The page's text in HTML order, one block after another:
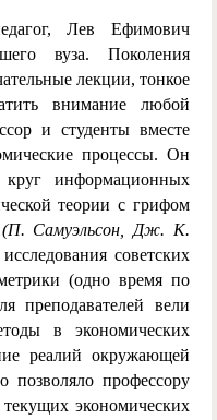
Лев Ефимович
вуза. Поколения
лекции, тонкое
внимание любой
и студенты вместе
процессы. Он
информационных
теории с грифом
(П. Самуэльсон, Дж. К.
советских
(одно время по
преподавателей вели
в экономических
реалий окружающей
позволяло профессору
экономических